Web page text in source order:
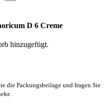
D 6 Creme
hinzugefügt.
die Packungsbeilage und fragen Sie